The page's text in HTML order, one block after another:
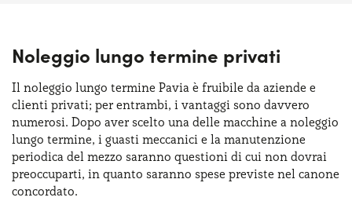
Noleggio lungo termine privati
Il noleggio lungo termine Pavia è fruibile da aziende e
clienti privati; per entrambi, i vantaggi sono davvero
numerosi. Dopo aver scelto una delle macchine a noleggio
lungo termine, i guasti meccanici e la manutenzione
periodica del mezzo saranno questioni di cui non dovrai
preoccuparti, in quanto saranno spese previste nel canone
concordato.